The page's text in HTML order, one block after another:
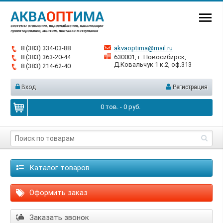
8 (383) 334-03-88
8 (383) 363-20-44
8 (383) 214-62-40
akvaoptima@mail.ru
630001, г. Новосибирск,
Д.Ковальчук 1 к.2, оф.313
Вход Регистрация
0тов. - 0руб.
Каталог товаров
Оформить заказ
Заказать звонок